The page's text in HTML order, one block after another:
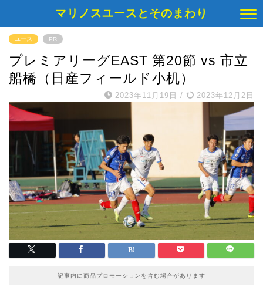
マリノスユースとそのまわり
ユース PR
プレミアリーグEAST 第20節 vs 市立
船橋（日産フィールド小机）
2023年11月19日 / 2023年12月2日
記事内に商品プロモーションを含む場合があります